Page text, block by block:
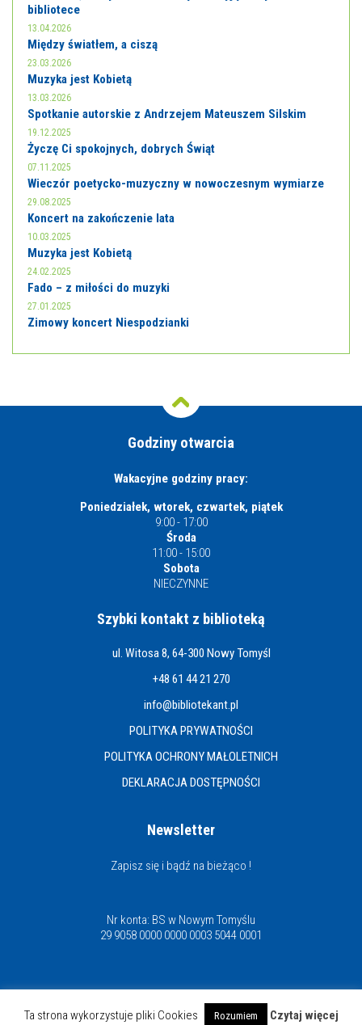
bibliotece
13.04.2026
Między światłem, a ciszą
23.03.2026
Muzyka jest Kobietą
13.03.2026
Spotkanie autorskie z Andrzejem Mateuszem Silskim
19.12.2025
Życzę Ci spokojnych, dobrych Świąt
07.11.2025
Wieczór poetycko-muzyczny w nowoczesnym wymiarze
29.08.2025
Koncert na zakończenie lata
10.03.2025
Muzyka jest Kobietą
24.02.2025
Fado – z miłości do muzyki
27.01.2025
Zimowy koncert Niespodzianki
Godziny otwarcia
Wakacyjne godziny pracy:
Poniedziałek, wtorek, czwartek, piątek
9:00 - 17:00
Środa
11:00 - 15:00
Sobota
NIECZYNNE
Szybki kontakt z biblioteką
ul. Witosa 8, 64-300 Nowy Tomyśl
+48 61 44 21 270
info@bibliotekant.pl
POLITYKA PRYWATNOŚCI
POLITYKA OCHRONY MAŁOLETNICH
DEKLARACJA DOSTĘPNOŚCI
Newsletter
Zapisz się i bądź na bieżąco !
Nr konta: BS w Nowym Tomyślu
29 9058 0000 0000 0003 5044 0001
Miejska i Powiatowa Biblioteka Publiczna
Ta strona wykorzystuje pliki Cookies Rozumiem Czytaj więcej